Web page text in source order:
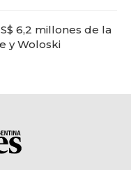
6,2 millones de la
y Woloski